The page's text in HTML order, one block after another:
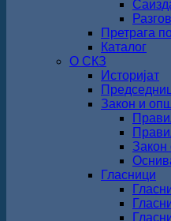
Претрага
Каталог
О СКЗ
Историјат
Закон и
Гласници